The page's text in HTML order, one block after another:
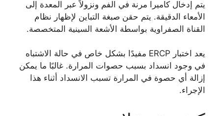
يتم إدخال كاميرا مرنة في الفم ونزولاً عبر المعدة إلى
الأمعاء الدقيقة. يتم حقن صبغة التباين لإظهار نظام
القناة الصفراوية بواسطة الأشعة السينية المتخصصة.
يعد اختبار ERCP مفيدًا بشكل خاص في حالة الاشتباه
في وجود انسداد بسبب حصوات المرارة. غالبًا ما يمكن
إزالة أي حصوة في المرارة تسبب الانسداد أثناء هذا
الإجراء.